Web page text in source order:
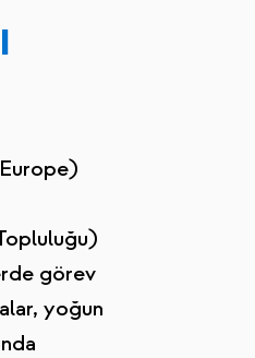
görev
yoğun